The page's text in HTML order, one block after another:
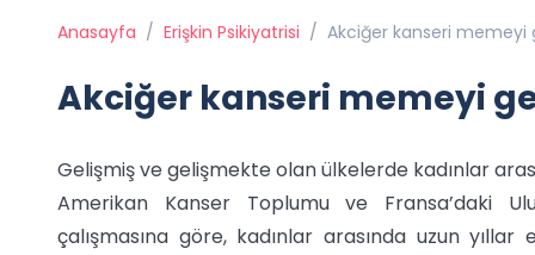
Anasayfa / Erişkin Psikiyatrisi / Akciğer kanseri memeyi
Akciğer kanseri memeyi
Gelişmiş ve gelişmekte olan ülkelerde kadınlar
Amerikan Kanser Toplumu ve Fransa’daki
çalışmasına göre, kadınlar arasında uzun